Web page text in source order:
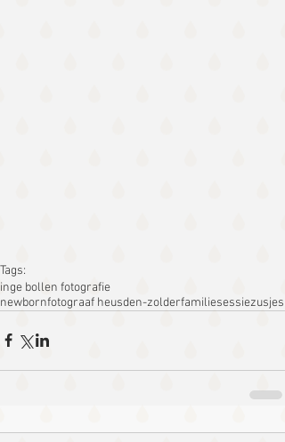
Tags:
inge bollen fotografie
newbornfotograaf heusden-zolderfamiliesessiezusjes